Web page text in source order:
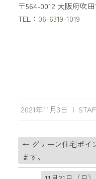
〒564-0012 大阪府吹
TEL： 06-6319-1019
2021年11月3日 |
← グリーン住宅ポイ
ます。